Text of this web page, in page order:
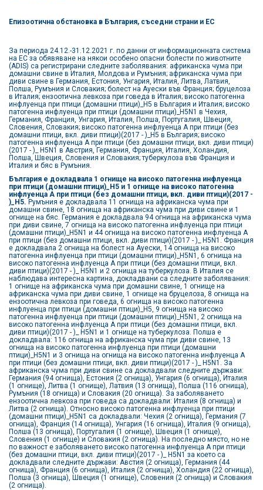
Епизоотична обстановка в България, съседни страни и ЕС
За периода 24.12.-31.12.2021 г. по данни от информационната система
на ЕС за обявяване на някои особено опасни болести по животните
(ADIS) са регистрирани следните заболявания: африканска чума при
домашни свине в Италия, Молдова и Румъния; африканска чума при
диви свине в Германия, Естония, Унгария, Италия, Литва, Латвия,
Полша, Румъния и Словакия; болест на Ауески във Франция; бруцелоза
в Италия; ензоотична левкоза при говеда в Италия; високо патогенна
инфлуенца при птици (домашни птици)_Н5 в България и Италия; високо
патогенна инфлуенца при птици (домашни птици)_Н5N1 в Чехия,
Германия, Франция, Унгария, Италия, Полша, Португалия, Швеция,
Словения, Словакия; високо патогенна инфлуенца А при птици (без
домашни птици, вкл. диви птици)(2017 - )_Н5 в България; високо
патогенна инфлуенца А при птици (без домашни птици, вкл. диви птици)
(2017 - )_ Н5N1 в Австрия, Германия, Франция, Италия, Холандия,
Полша, Швеция, Словения и Словакия; туберкулоза във Франция и
Италия и бяс в Румъния.
България е докладвала 1 огнище на високо патогенна инфлуенца
при птици (домашни птици)_Н5 и 1 огнище на високо патогенна
инфлуенца А при птици (без домашни птици, вкл. диви птици)(2017 -
)_Н5. Румъния е докладвала 11 огнища на африканска чума при
домашни свине, 18 огнища на африканска чума при диви свине и 1
огнище на бяс. Германия е докладвала 94 огнища на африканска чума
при диви свине, 7 огнища на високо патогенна инфлуенца при птици
(домашни птици)_H5N1 и 44 огнища на високо патогенна инфлуенца А
при птици (без домашни птици, вкл. диви птици)(2017 - )_ H5N1. Франция
е докладвала 2 огнища на болест на Ауески, 14 огнища на високо
патогенна инфлуенца при птици (домашни птици)_H5N1, 6 огнища на
високо патогенна инфлуенца А при птици (без домашни птици, вкл.
диви птици)(2017 - )_ H5N1 и 2 огнища на туберкулоза. В Италия се
наблюдава интересна картина, докладвани са следните заболявания:
1 огнище на африканска чума при домашни свине, 1 огнище на
африканска чума при диви свине, 1 огнище на бруцелоза, 8 огнища на
ензоотична левкоза при говеда, 6 огнища на високо патогенна
инфлуенца при птици (домашни птици)_H5, 9 огнища на високо
патогенна инфлуенца при птици (домашни птици)_H5N1, 2 огнища на
високо патогенна инфлуенца А при птици (без домашни птици, вкл.
диви птици)(2017 - )_ H5N1 и 1 огнище на туберкулоза. Полша е
докладвала: 116 огнища на африканска чума при диви свине, 13
огнища на високо патогенна инфлуенца при птици (домашни
птици)_H5N1 и 3 огнища на огнища на високо патогенна инфлуенца А
при птици (без домашни птици, вкл. диви птици)(2017 - )_ H5N1. За
африканска чума при диви свине са докладвали следните държави:
Германия (94 огнища), Естония (2 огнища), Унгария (6 огнища), Италия
(1 огнище), Литва (1 огнище), Латвия (13 огнища), Полша (116 огнища),
Румъния (18 огнища) и Словакия (20 огнища). За заболяването
ензоотична левкоза при говеда са докладвали: Италия (8 огнища) и
Литва (2 огнища). Относно високо патогенна инфлуенца при птици
(домашни птици)_H5N1 са докладвали: Чехия (2 огнища), Германия (7
огнища), Франция (14 огнища), Унгария (16 огнища), Италия (9 огнища),
Полша (13 огнища), Португалия (1 огнище), Швеция (1 огнище),
Словения (1 огнище) и Словакия (2 огнища). На последно място, но не
по важност е заболяването високо патогенна инфлуенца А при птици
(без домашни птици, вкл. диви птици)(2017 - )_ H5N1 за което са
докладвали следните държави: Австия (2 огнища), Германия (44
огнища), Франция (6 огнища), Италия (2 огнища), Холандия (22 огнища),
Полша (3 огнища), Швеция (1 огнище), Словения (2 огнища) и Словакия
(2 огнища).